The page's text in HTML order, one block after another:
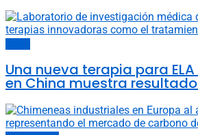
Una nueva terapia para
en China muestra